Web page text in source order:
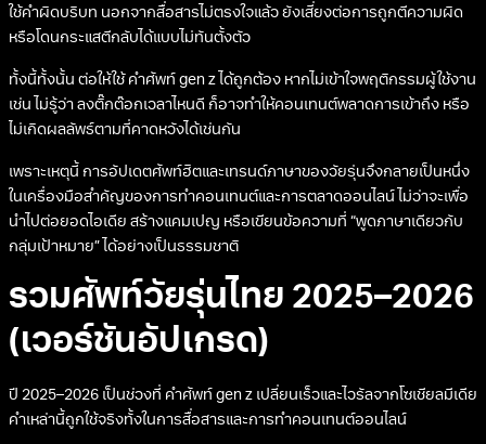
ใช้คำผิดบริบท นอกจากสื่อสารไม่ตรงใจแล้ว ยังเสี่ยงต่อการถูกตีความผิด
หรือโดนกระแสตีกลับได้แบบไม่ทันตั้งตัว
ทั้งนี้ทั้งนั้น ต่อให้ใช้ คําศัพท์ gen z ได้ถูกต้อง หากไม่เข้าใจพฤติกรรมผู้ใช้งาน
เช่น ไม่รู้ว่า ลงติ๊กต๊อกเวลาไหนดี ก็อาจทำให้คอนเทนต์พลาดการเข้าถึง หรือ
ไม่เกิดผลลัพธ์ตามที่คาดหวังได้เช่นกัน
เพราะเหตุนี้ การอัปเดตศัพท์ฮิตและเทรนด์ภาษาของวัยรุ่นจึงกลายเป็นหนึ่ง
ในเครื่องมือสำคัญของการทำคอนเทนต์และการตลาดออนไลน์ ไม่ว่าจะเพื่อ
นำไปต่อยอดไอเดีย สร้างแคมเปญ หรือเขียนข้อความที่ “พูดภาษาเดียวกับ
กลุ่มเป้าหมาย” ได้อย่างเป็นธรรมชาติ
รวมศัพท์วัยรุ่นไทย 2025–2026
(เวอร์ชันอัปเกรด)
ปี 2025–2026 เป็นช่วงที่ คําศัพท์ gen z เปลี่ยนเร็วและไวรัลจากโซเชียลมีเดีย
คำเหล่านี้ถูกใช้จริงทั้งในการสื่อสารและการทำคอนเทนต์ออนไลน์